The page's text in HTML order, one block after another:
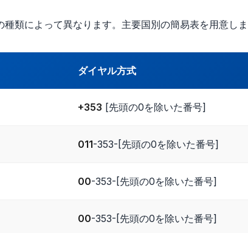
類によって異なります。主要国別の簡易表を用意しま
ダイヤル方式
+353 [先頭の0を除いた番号]
011-353-[先頭の0を除いた番号]
00-353-[先頭の0を除いた番号]
00-353-[先頭の0を除いた番号]